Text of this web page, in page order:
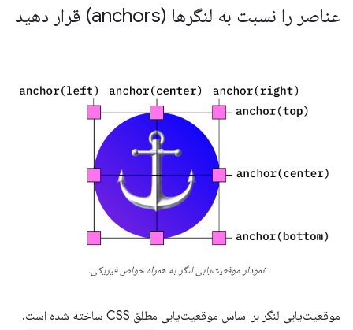
عناصر را نسبت به لنگرها (anchors) قرار دهید
نمودار موقعیت‌یابی لنگر به همراه خواص فیزیکی.
موقعیت‌یابی لنگر بر اساس موقعیت‌یابی مطلق CSS ساخته شده است.